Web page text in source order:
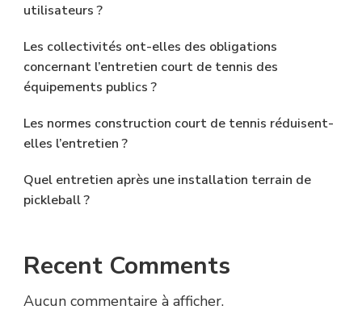
utilisateurs ?
Les collectivités ont-elles des obligations
concernant l’entretien court de tennis des
équipements publics ?
Les normes construction court de tennis réduisent-
elles l’entretien ?
Quel entretien après une installation terrain de
pickleball ?
Recent Comments
Aucun commentaire à afficher.